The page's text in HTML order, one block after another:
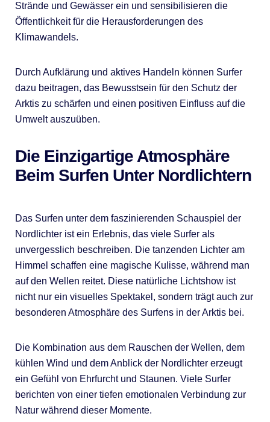
Strände und Gewässer ein und sensibilisieren die
Öffentlichkeit für die Herausforderungen des
Klimawandels.
Durch Aufklärung und aktives Handeln können Surfer
dazu beitragen, das Bewusstsein für den Schutz der
Arktis zu schärfen und einen positiven Einfluss auf die
Umwelt auszuüben.
Die Einzigartige Atmosphäre
Beim Surfen Unter Nordlichtern
Das Surfen unter dem faszinierenden Schauspiel der
Nordlichter ist ein Erlebnis, das viele Surfer als
unvergesslich beschreiben. Die tanzenden Lichter am
Himmel schaffen eine magische Kulisse, während man
auf den Wellen reitet. Diese natürliche Lichtshow ist
nicht nur ein visuelles Spektakel, sondern trägt auch zur
besonderen Atmosphäre des Surfens in der Arktis bei.
Die Kombination aus dem Rauschen der Wellen, dem
kühlen Wind und dem Anblick der Nordlichter erzeugt
ein Gefühl von Ehrfurcht und Staunen. Viele Surfer
berichten von einer tiefen emotionalen Verbindung zur
Natur während dieser Momente.